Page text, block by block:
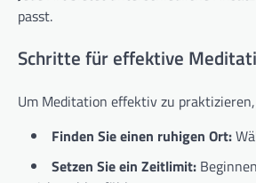
passt.
Schritte für effektive
Um Meditation effektiv zu
Finden Sie einen ruhigen Ort:
Setzen Sie ein Zeitlimit: